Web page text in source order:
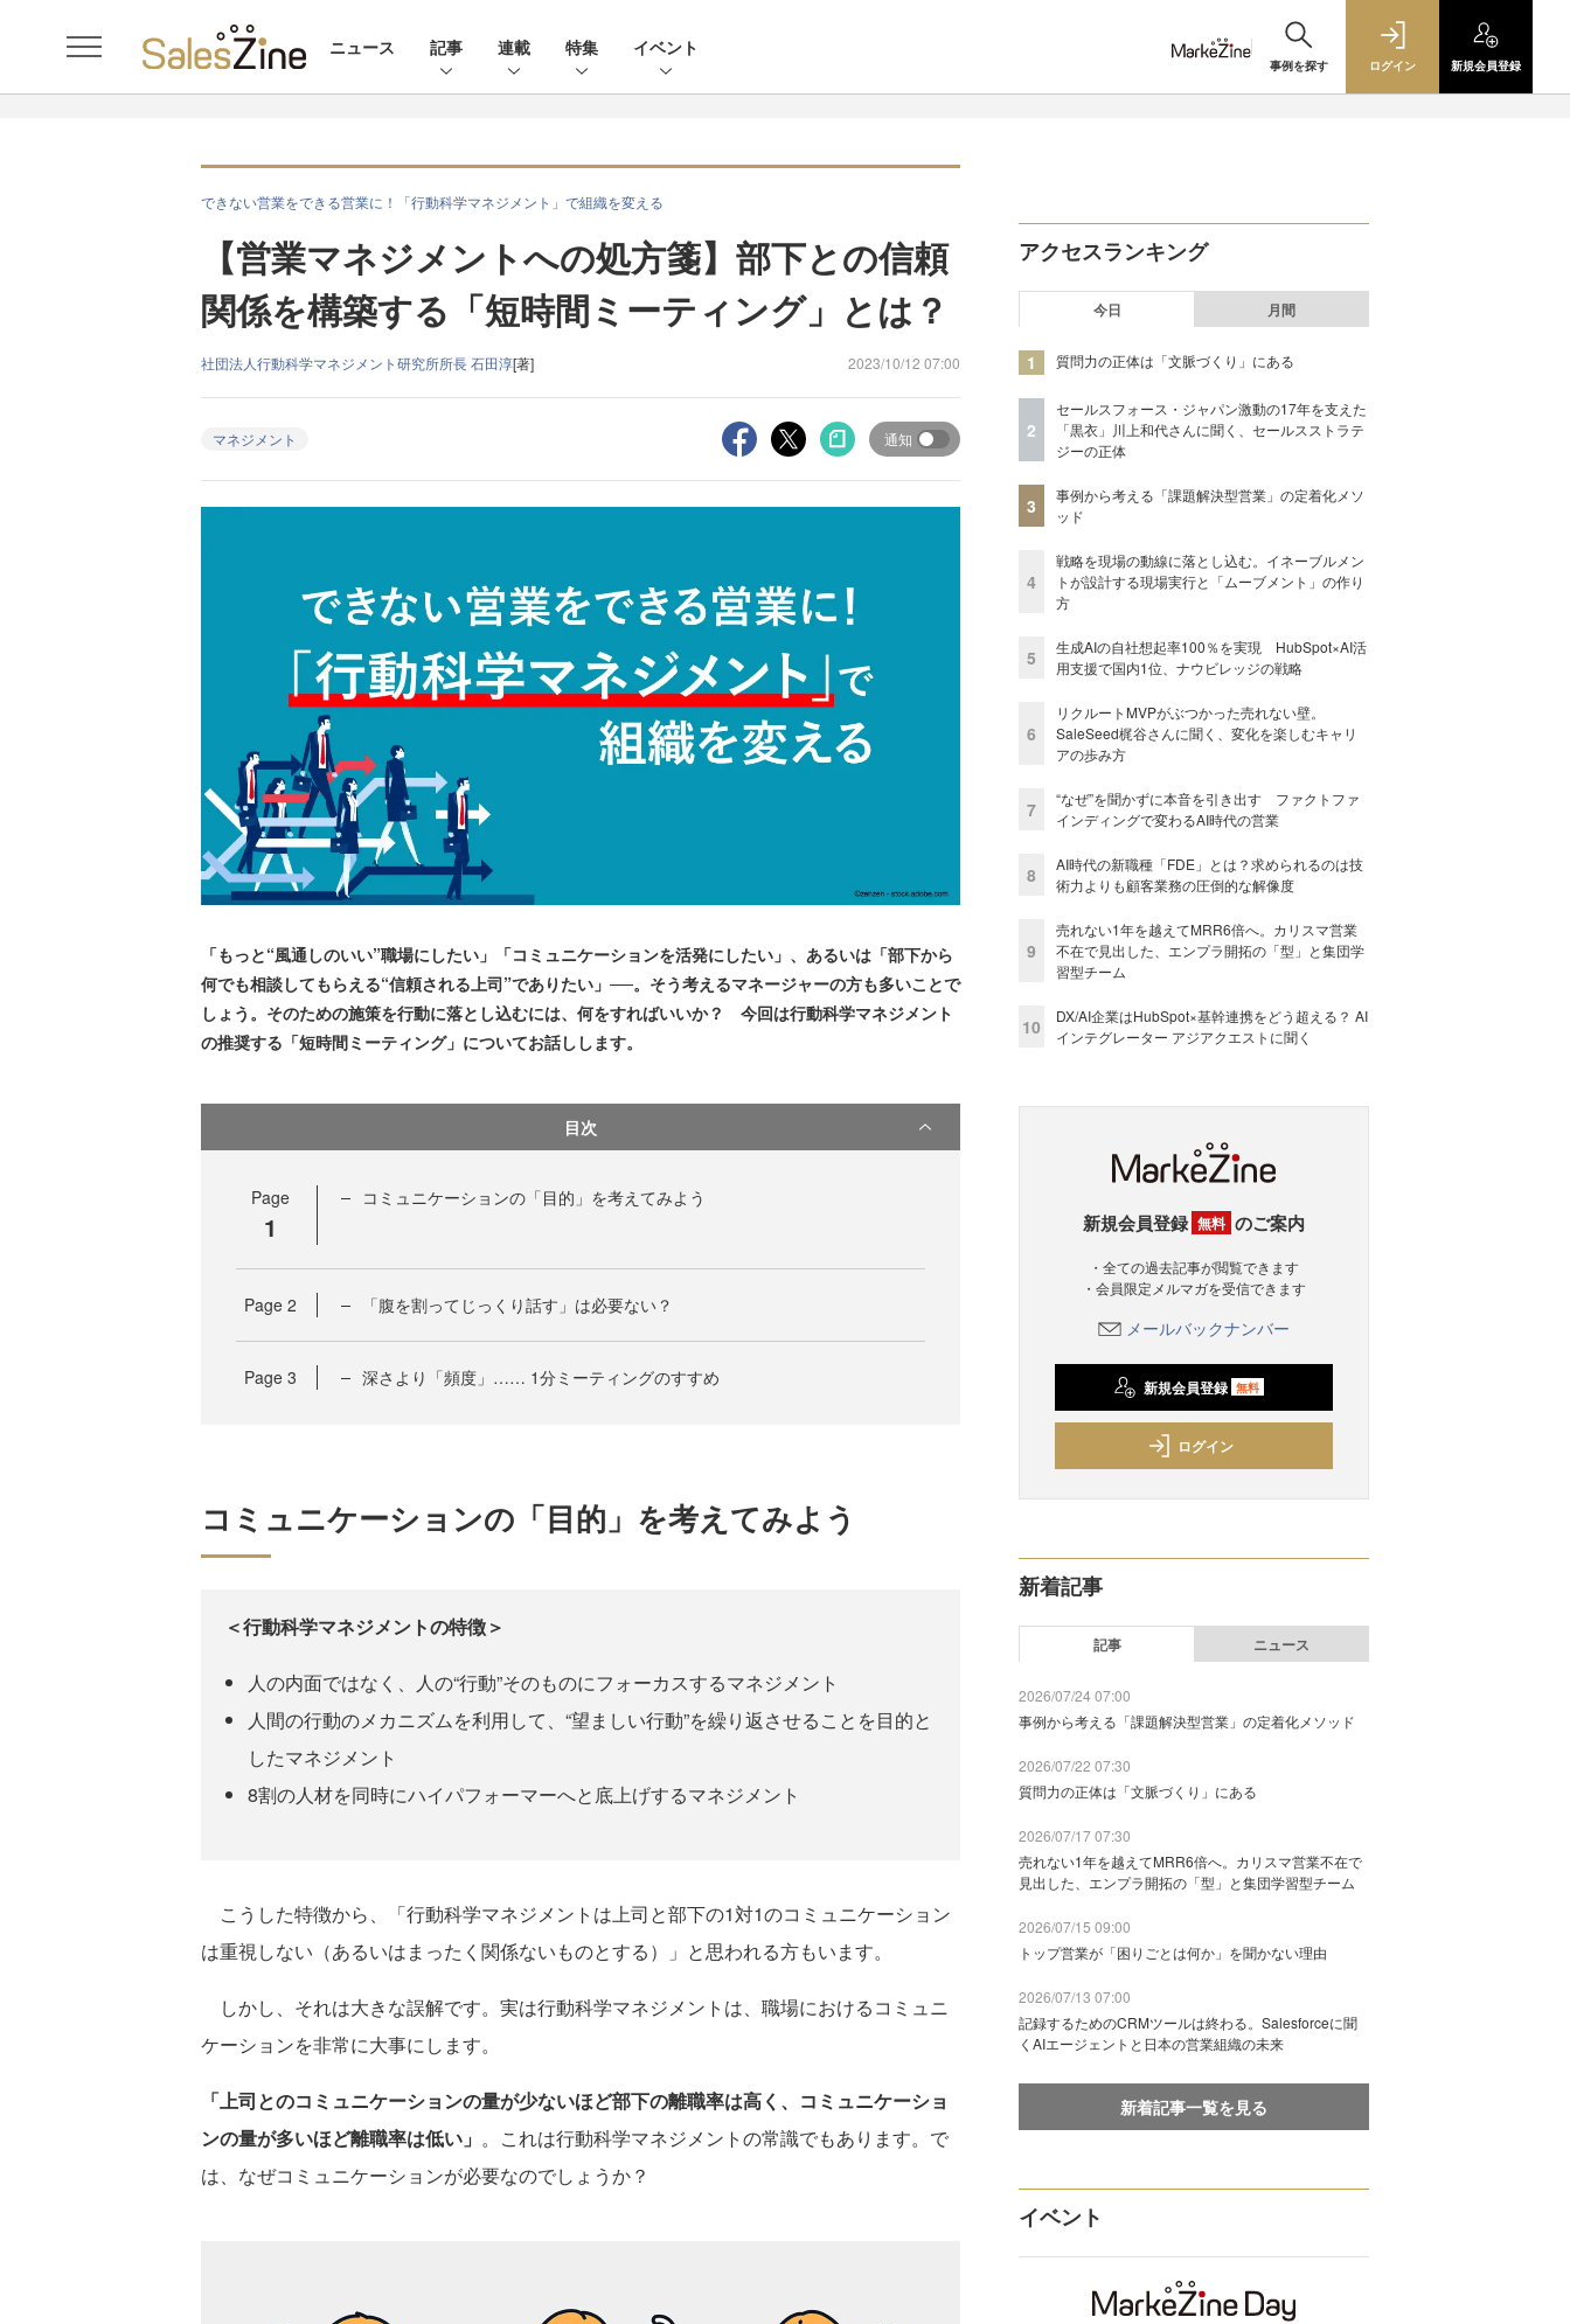
ニュース 記事 連載 特集 イベント
事例を探す ログイン 新規会員登録
できない営業をできる営業に！「行動科学マネジメント」で組織を変える
【営業マネジメントへの処方箋】部下との信頼
関係を構築する「短時間ミーティング」とは？
社団法人行動科学マネジメント研究所所長 石田淳[著] 2023/10/12 07:00
マネジメント 通知
「もっと“風通しのいい”職場にしたい」「コミュニケーションを活発にしたい」、あるいは「部下から
何でも相談してもらえる“信頼される上司”でありたい」──。そう考えるマネージャーの方も多いことで
しょう。そのための施策を行動に落とし込むには、何をすればいいか？ 今回は行動科学マネジメント
の推奨する「短時間ミーティング」についてお話しします。
目次
Page
1
コミュニケーションの「目的」を考えてみよう
Page 2 「腹を割ってじっくり話す」は必要ない？
Page 3 深さより「頻度」…… 1分ミーティングのすすめ
コミュニケーションの「目的」を考えてみよう
＜行動科学マネジメントの特徴＞
人の内面ではなく、人の“行動”そのものにフォーカスするマネジメント
人間の行動のメカニズムを利用して、“望ましい行動”を繰り返させることを目的と
したマネジメント
8割の人材を同時にハイパフォーマーへと底上げするマネジメント
こうした特徴から、「行動科学マネジメントは上司と部下の1対1のコミュニケーション
は重視しない（あるいはまったく関係ないものとする）」と思われる方もいます。
しかし、それは大きな誤解です。実は行動科学マネジメントは、職場におけるコミュニ
ケーションを非常に大事にします。
「上司とのコミュニケーションの量が少ないほど部下の離職率は高く、コミュニケーショ
ンの量が多いほど離職率は低い」 。これは行動科学マネジメントの常識でもあります。で
は、なぜコミュニケーションが必要なのでしょうか？
アクセスランキング
今日 月間
1 質問力の正体は「文脈づくり」にある
2
セールスフォース・ジャパン激動の17年を支えた
「黒衣」川上和代さんに聞く、セールスストラテ
ジーの正体
3
事例から考える「課題解決型営業」の定着化メソ
ッド
4
戦略を現場の動線に落とし込む。イネーブルメン
トが設計する現場実行と「ムーブメント」の作り
方
5
生成AIの自社想起率100％を実現 HubSpot×AI活
用支援で国内1位、ナウビレッジの戦略
6
リクルートMVPがぶつかった売れない壁。
SaleSeed梶谷さんに聞く、変化を楽しむキャリ
アの歩み方
7
“なぜ”を聞かずに本音を引き出す ファクトファ
インディングで変わるAI時代の営業
8
AI時代の新職種「FDE」とは？求められるのは技
術力よりも顧客業務の圧倒的な解像度
9
売れない1年を越えてMRR6倍へ。カリスマ営業
不在で見出した、エンプラ開拓の「型」と集団学
習型チーム
10
DX/AI企業はHubSpot×基幹連携をどう超える？ AI
インテグレーター アジアクエストに聞く
新規会員登録 無料 のご案内
・全ての過去記事が閲覧できます
・会員限定メルマガを受信できます
メールバックナンバー
新規会員登録 無料
ログイン
新着記事
記事 ニュース
2026/07/24 07:00
事例から考える「課題解決型営業」の定着化メソッド
2026/07/22 07:30
質問力の正体は「文脈づくり」にある
2026/07/17 07:30
売れない1年を越えてMRR6倍へ。カリスマ営業不在で
見出した、エンプラ開拓の「型」と集団学習型チーム
2026/07/15 09:00
トップ営業が「困りごとは何か」を聞かない理由
2026/07/13 07:00
記録するためのCRMツールは終わる。Salesforceに聞
くAIエージェントと日本の営業組織の未来
新着記事一覧を見る
イベント